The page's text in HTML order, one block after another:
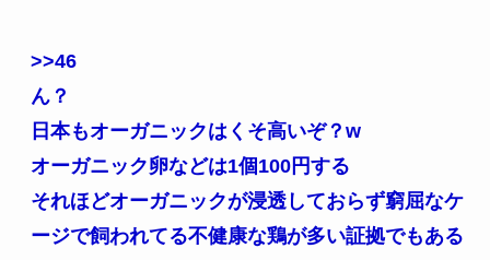
>>46
ん？
日本もオーガニックはくそ高いぞ？w
オーガニック卵などは1個100円する
それほどオーガニックが浸透しておらず窮屈なケ
ージで飼われてる不健康な鶏が多い証拠でもある